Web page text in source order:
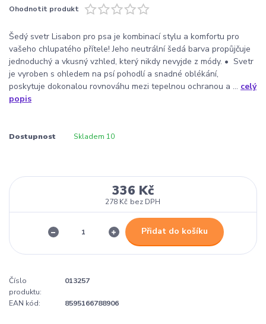
Ohodnotit produkt
Šedý svetr Lisabon pro psa je kombinací stylu a komfortu pro
vašeho chlupatého přítele! Jeho neutrální šedá barva propůjčuje
jednoduchý a vkusný vzhled, který nikdy nevyjde z módy. • Svetr
je vyroben s ohledem na psí pohodlí a snadné oblékání,
poskytuje dokonalou rovnováhu mezi tepelnou ochranou a ... celý
popis
Dostupnost Skladem 10
336 Kč
278 Kč bez DPH
Přidat do košíku
Číslo
produktu:
013257
EAN kód: 8595166788906